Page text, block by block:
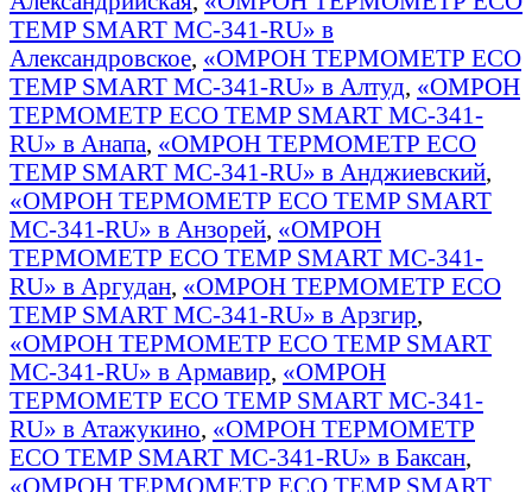
TEMP SMART MC-341-RU» в
Александровское, «ОМРОН ТЕРМОМЕТР ECO
TEMP SMART MC-341-RU» в Алтуд, «ОМРОН
ТЕРМОМЕТР ECO TEMP SMART MC-341-
RU» в Анапа, «ОМРОН ТЕРМОМЕТР ECO
TEMP SMART MC-341-RU» в Анджиевский,
«ОМРОН ТЕРМОМЕТР ECO TEMP SMART
MC-341-RU» в Анзорей, «ОМРОН
ТЕРМОМЕТР ECO TEMP SMART MC-341-
RU» в Аргудан, «ОМРОН ТЕРМОМЕТР ECO
TEMP SMART MC-341-RU» в Арзгир,
«ОМРОН ТЕРМОМЕТР ECO TEMP SMART
MC-341-RU» в Армавир, «ОМРОН
ТЕРМОМЕТР ECO TEMP SMART MC-341-
RU» в Атажукино, «ОМРОН ТЕРМОМЕТР
ECO TEMP SMART MC-341-RU» в Баксан,
«ОМРОН ТЕРМОМЕТР ECO TEMP SMART